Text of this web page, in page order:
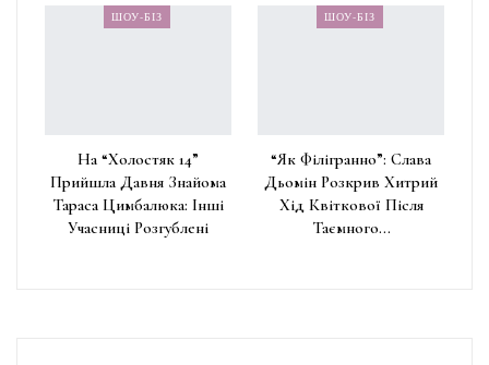
ШОУ-БІЗ
На “Холостяк 14”
Прийшла Давня Знайома
Тараса Цимбалюка: Інші
Учасниці Розгублені
ШОУ-БІЗ
“Як Філігранно”: Слава
Дьомін Розкрив Хитрий
Хід Квіткової Після
Таємного…